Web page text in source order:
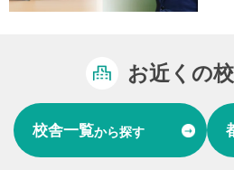
お近くの
校舎一覧から探す